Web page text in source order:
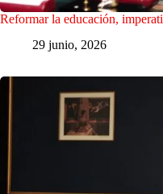
Reformar la educación,
29 junio, 2026